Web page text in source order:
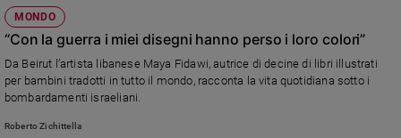
Società
e
valori
Ambiente
e
Creato
Volontariato
MONDO
“Con la guerra i miei disegni hanno perso i loro colori”
Da Beirut l’artista libanese Maya Fidawi, autrice di decine di libri illustrati
per bambini tradotti in tutto il mondo, racconta la vita quotidiana sotto i
bombardamenti israeliani.
Roberto Zichittella